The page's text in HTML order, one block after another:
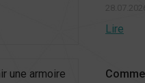
Lire